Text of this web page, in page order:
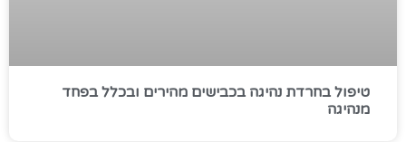
טיפול בחרדת נהיגה בכבישים מהירים ובכלל בפחד
מנהיגה